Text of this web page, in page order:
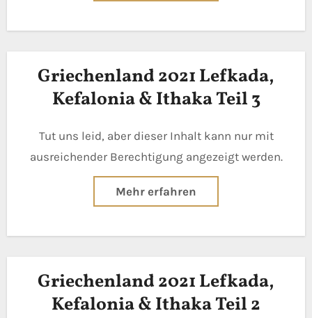
Griechenland 2021 Lefkada,
Kefalonia & Ithaka Teil 3
Tut uns leid, aber dieser Inhalt kann nur mit
ausreichender Berechtigung angezeigt werden.
Mehr erfahren
Griechenland 2021 Lefkada,
Kefalonia & Ithaka Teil 2